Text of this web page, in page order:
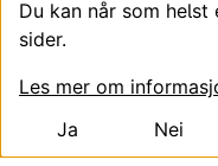
Du kan når som
sider.
Les mer om
Ja
Nei